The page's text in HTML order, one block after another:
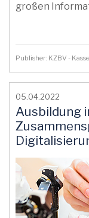
großen
Publisher: KZBV -
05.04.2022
Ausbildung